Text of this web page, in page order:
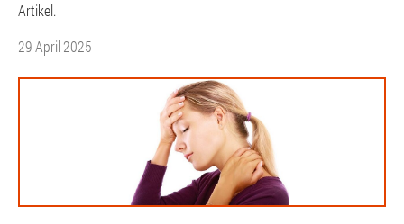
Artikel.
29 April 2025